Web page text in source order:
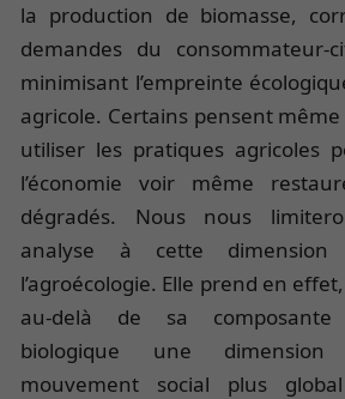
la production de biomasse,
demandes du consommateur-
minimisant l’empreinte
agricole. Certains pensent
utiliser les pratiques agricoles
l’économie voir même
dégradés. Nous nous
analyse à cette dimension
l’agroécologie. Elle prend en
au-delà de sa
biologique une dimension
mouvement social plus